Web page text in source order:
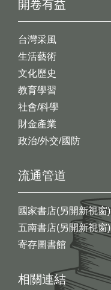
開卷有益
台灣采風
生活藝術
文化歷史
教育學習
社會/科學
財金產業
政治/外交/國防
流通管道
國家書店(另開新視窗)
五南書店(另開新視窗)
寄存圖書館
相關連結